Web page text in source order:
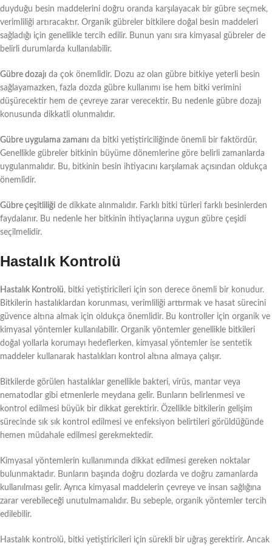
duyduğu besin maddelerini doğru oranda karşılayacak bir gübre seçmek,
verimliliği artıracaktır. Organik gübreler bitkilere doğal besin maddeleri
sağladığı için genellikle tercih edilir. Bunun yanı sıra kimyasal gübreler de
belirli durumlarda kullanılabilir.
Gübre dozajı da çok önemlidir. Dozu az olan gübre bitkiye yeterli besin
sağlayamazken, fazla dozda gübre kullanımı ise hem bitki verimini
düşürecektir hem de çevreye zarar verecektir. Bu nedenle gübre dozajı
konusunda dikkatli olunmalıdır.
Gübre uygulama zamanı da bitki yetiştiriciliğinde önemli bir faktördür.
Genellikle gübreler bitkinin büyüme dönemlerine göre belirli zamanlarda
uygulanmalıdır. Bu, bitkinin besin ihtiyacını karşılamak açısından oldukça
önemlidir.
Gübre çeşitliliği de dikkate alınmalıdır. Farklı bitki türleri farklı besinlerden
faydalanır. Bu nedenle her bitkinin ihtiyaçlarına uygun gübre çeşidi
seçilmelidir.
Hastalık Kontrolü
Hastalık Kontrolü, bitki yetiştiricileri için son derece önemli bir konudur.
Bitkilerin hastalıklardan korunması, verimliliği arttırmak ve hasat sürecini
güvence altına almak için oldukça önemlidir. Bu kontroller için organik ve
kimyasal yöntemler kullanılabilir. Organik yöntemler genellikle bitkileri
doğal yollarla korumayı hedeflerken, kimyasal yöntemler ise sentetik
maddeler kullanarak hastalıkları kontrol altına almaya çalışır.
Bitkilerde görülen hastalıklar genellikle bakteri, virüs, mantar veya
nematodlar gibi etmenlerle meydana gelir. Bunların belirlenmesi ve
kontrol edilmesi büyük bir dikkat gerektirir. Özellikle bitkilerin gelişim
sürecinde sık sık kontrol edilmesi ve enfeksiyon belirtileri görüldüğünde
hemen müdahale edilmesi gerekmektedir.
Kimyasal yöntemlerin kullanımında dikkat edilmesi gereken noktalar
bulunmaktadır. Bunların başında doğru dozlarda ve doğru zamanlarda
kullanılması gelir. Ayrıca kimyasal maddelerin çevreye ve insan sağlığına
zarar verebileceği unutulmamalıdır. Bu sebeple, organik yöntemler tercih
edilebilir.
Hastalık kontrolü, bitki yetiştiricileri için sürekli bir uğraş gerektirir. Ancak